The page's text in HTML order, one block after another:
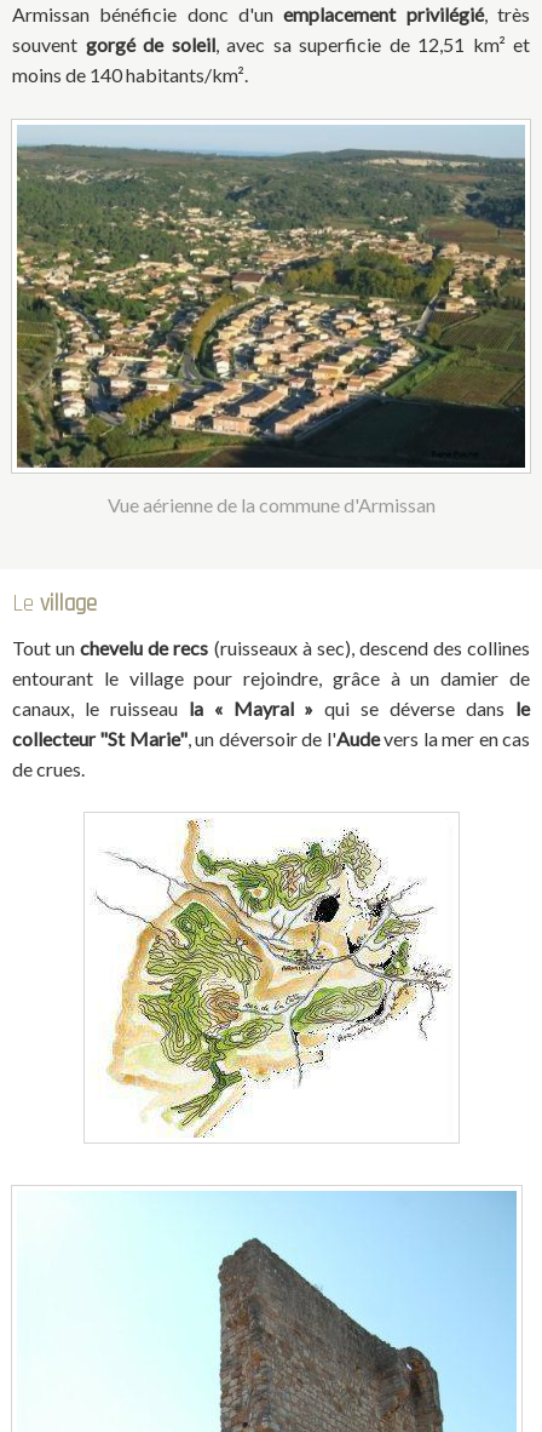
Armissan bénéficie donc d'unemplacement privilégié, très
souvent gorgé de soleil, avec sa superficie de 12,51 km² et
moins de 140 habitants/km².
Vue aérienne de la commune d'Armissan
Le village
Tout unchevelu de recs (ruisseaux à sec), descend des collines
entourant le village pour rejoindre, grâce à un damier de
canaux, le ruisseau la « Mayral » qui se déverse dans le
collecteur "St Marie", un déversoir de l'Audevers la mer en cas
de crues.